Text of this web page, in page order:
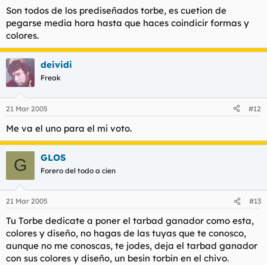
Son todos de los prediseñados torbe, es cuetion de
pegarse media hora hasta que haces coindicir formas y
colores.
deividi
Freak
21 Mar 2005 #12
Me va el uno para el mi voto.
G GLOS
Forero del todo a cien
21 Mar 2005 #13
Tu Torbe dedicate a poner el tarbad ganador como esta,
colores y diseño, no hagas de las tuyas que te conosco,
aunque no me conoscas, te jodes, deja el tarbad ganador
con sus colores y diseño, un besin torbin en el chivo.